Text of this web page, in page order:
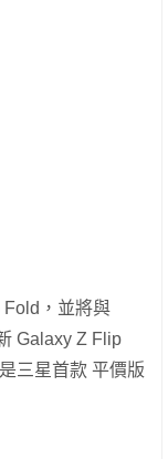
Fold，並將與
Galaxy Z Flip
三星首款 平價版